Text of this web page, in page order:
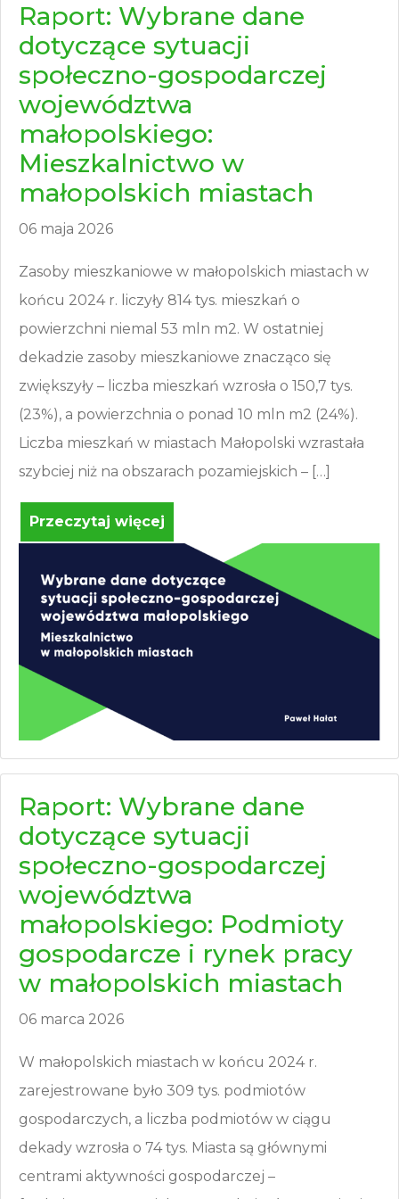
Raport: Wybrane dane
dotyczące sytuacji
społeczno-gospodarczej
województwa
małopolskiego:
Mieszkalnictwo w
małopolskich miastach
06 maja 2026
Zasoby mieszkaniowe w małopolskich miastach w
końcu 2024 r. liczyły 814 tys. mieszkań o
powierzchni niemal 53 mln m2. W ostatniej
dekadzie zasoby mieszkaniowe znacząco się
zwiększyły – liczba mieszkań wzrosła o 150,7 tys.
(23%), a powierzchnia o ponad 10 mln m2 (24%).
Liczba mieszkań w miastach Małopolski wzrastała
szybciej niż na obszarach pozamiejskich – […]
Przeczytaj więcej
Raport: Wybrane dane
dotyczące sytuacji
społeczno-gospodarczej
województwa
małopolskiego: Podmioty
gospodarcze i rynek pracy
w małopolskich miastach
06 marca 2026
W małopolskich miastach w końcu 2024 r.
zarejestrowane było 309 tys. podmiotów
gospodarczych, a liczba podmiotów w ciągu
dekady wzrosła o 74 tys. Miasta są głównymi
centrami aktywności gospodarczej –